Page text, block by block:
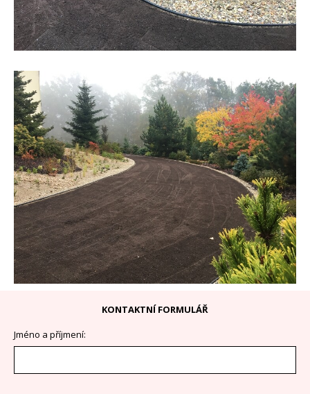
KONTAKTNÍ FORMULÁŘ
Jméno a příjmení: